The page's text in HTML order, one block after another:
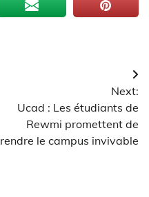
Next:
Ucad : Les étudiants de
Rewmi promettent de
rendre le campus invivable